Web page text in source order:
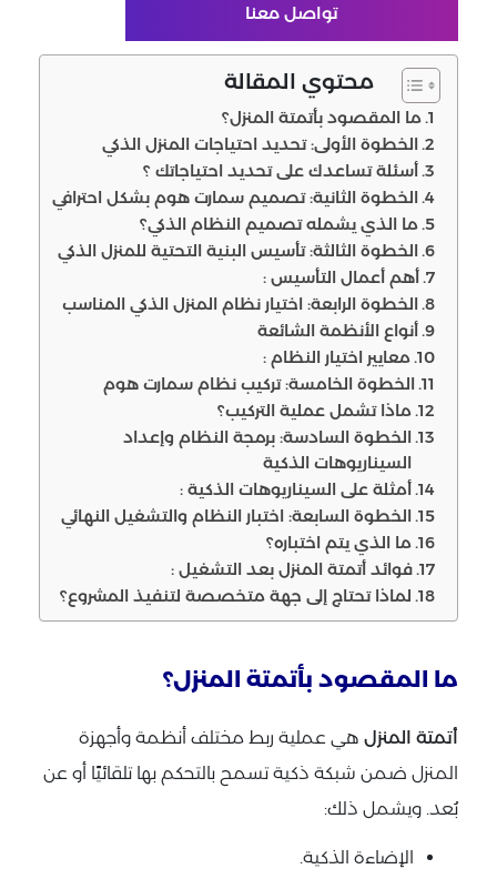
تواصل معنا
محتوي المقالة
ما المقصود بأتمتة المنزل؟
الخطوة الأولى: تحديد احتياجات المنزل الذكي
أسئلة تساعدك على تحديد احتياجاتك ؟
الخطوة الثانية: تصميم سمارت هوم بشكل احترافي
ما الذي يشمله تصميم النظام الذكي؟
الخطوة الثالثة: تأسيس البنية التحتية للمنزل الذكي
أهم أعمال التأسيس :
الخطوة الرابعة: اختيار نظام المنزل الذكي المناسب
أنواع الأنظمة الشائعة
معايير اختيار النظام :
الخطوة الخامسة: تركيب نظام سمارت هوم
ماذا تشمل عملية التركيب؟
الخطوة السادسة: برمجة النظام وإعداد
السيناريوهات الذكية
أمثلة على السيناريوهات الذكية :
الخطوة السابعة: اختبار النظام والتشغيل النهائي
ما الذي يتم اختباره؟
فوائد أتمتة المنزل بعد التشغيل :
لماذا تحتاج إلى جهة متخصصة لتنفيذ المشروع؟
ما المقصود بأتمتة المنزل؟
أتمتة المنزل هي عملية ربط مختلف أنظمة وأجهزة
المنزل ضمن شبكة ذكية تسمح بالتحكم بها تلقائيًا أو عن
بُعد. ويشمل ذلك:
الإضاءة الذكية.